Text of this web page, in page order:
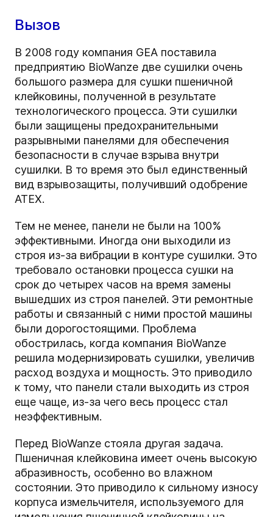
Вызов
В 2008 году компания GEA поставила
предприятию BioWanze две сушилки очень
большого размера для сушки пшеничной
клейковины, полученной в результате
технологического процесса. Эти сушилки
были защищены предохранительными
разрывными панелями для обеспечения
безопасности в случае взрыва внутри
сушилки. В то время это был единственный
вид взрывозащиты, получивший одобрение
ATEX.
Тем не менее, панели не были на 100%
эффективными. Иногда они выходили из
строя из-за вибрации в контуре сушилки. Это
требовало остановки процесса сушки на
срок до четырех часов на время замены
вышедших из строя панелей. Эти ремонтные
работы и связанный с ними простой машины
были дорогостоящими. Проблема
обострилась, когда компания BioWanze
решила модернизировать сушилки, увеличив
расход воздуха и мощность. Это приводило
к тому, что панели стали выходить из строя
еще чаще, из-за чего весь процесс стал
неэффективным.
Перед BioWanze стояла другая задача.
Пшеничная клейковина имеет очень высокую
абразивность, особенно во влажном
состоянии. Это приводило к сильному износу
корпуса измельчителя, используемого для